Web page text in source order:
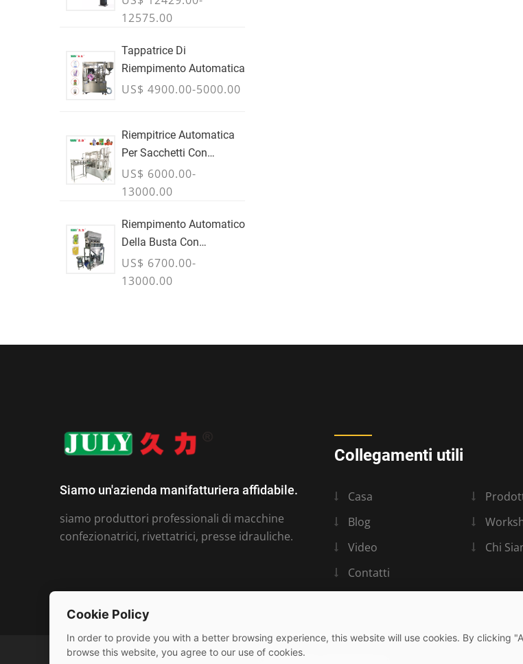
Utile Per Cartoni,
Sfusi - LUGLIO
12575.00
Tappatrice Di
Riempimento Automatica
US$ 4900.00-5000.00
Riempitrice Automatica
Per Sacchetti Con
Beccuccio PLC
US$ 6000.00-
13000.00
Riempimento Automatico
Della Busta Con
Beccuccio & Pesatrice
US$ 6700.00-
13000.00
Siamo un'azienda manifatturiera affidabile.
siamo produttori professionali di macchine
confezionatrici, rivettatrici, presse idrauliche.
Collegamenti utili
Casa
Blog
Video
Chi
Contatti
© 2026 Julyr Industrial Ltd
Cookie Policy
In order to provide you with a better browsing experience, this website will use cookies. By clicking
browse this website, you agree to our use of cookies.